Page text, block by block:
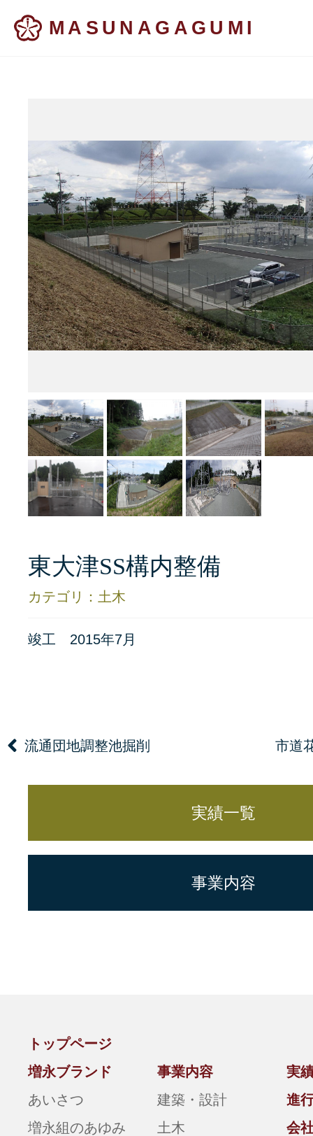
MASUNAGAGUMI
東大津SS構内整備
カテゴリ：土木
竣工 2015年7月
流通団地調整池掘削 市道
実績一覧
事業内容
トップページ
増永ブランド
あいさつ
増永組のあゆみ
事業内容
建築・設計
土木
実
進
会